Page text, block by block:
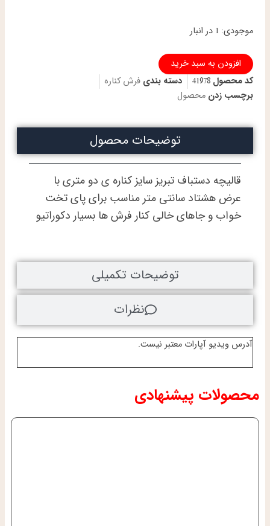
موجودی: 1 در انبار
کناره
تبریز
دو
متری
شیرفر
ابریشم
رج
عدد
افزودن به سبد خرید
کد محصول 41978 دسته بندی فرش کناره
برچسب زدن محصول
آدرس ویدیو آپارات معتبر نیست.
توضیحات محصول
توضیحات تکمیلی
نظرات
قالیچه دستباف تبریز سایز کناره ی دو متری با
عرض هشتاد سانتی متر مناسب برای پای تخت
خواب و جاهای خالی کنار فرش ها بسیار دکوراتیو
محصولات پیشنهادی